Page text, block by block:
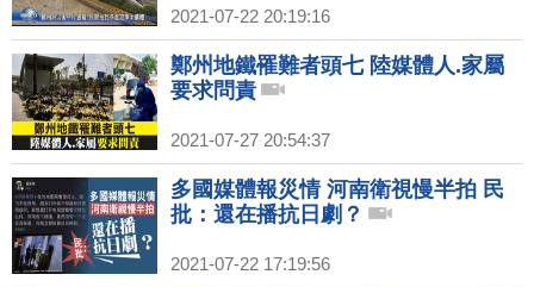
2021-07-22 20:19:16
鄭州地鐵罹難者頭七 陸媒體人.家屬
要求問責
2021-07-27 20:54:37
多國媒體報災情 河南衛視慢半拍 民
批：還在播抗日劇？
2021-07-22 17:19:56